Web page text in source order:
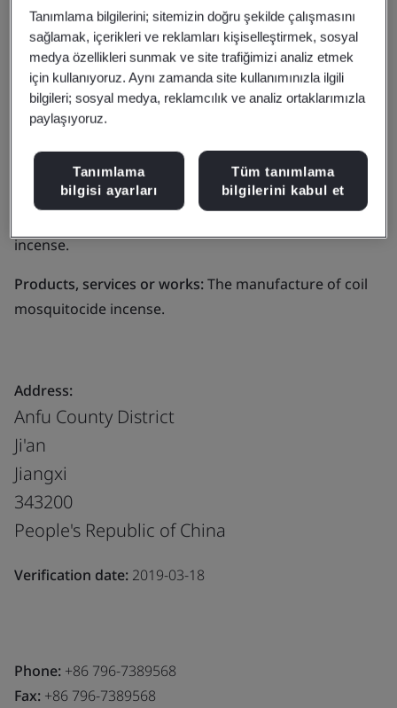
Anfu Chaowei
Commodity Chemical
Industrial Co., Ltd.
incense.
Products, services or works:The manufacture of coil
mosquitocide incense.
Address:
Anfu County District
Ji'an
Jiangxi
343200
People's Republic of China
Verification date: 2019-03-18
Phone: +86 796-7389568
Fax: +86 796-7389568
Tanımlama bilgilerini; sitemizin doğru şekilde çalışmasını
sağlamak, içerikleri ve reklamları kişiselleştirmek, sosyal
medya özellikleri sunmak ve site trafiğimizi analiz etmek
için kullanıyoruz. Aynı zamanda site kullanımınızla ilgili
bilgileri; sosyal medya, reklamcılık ve analiz ortaklarımızla
paylaşıyoruz.
Tanımlama
bilgisi ayarları
Tüm tanımlama
bilgilerini kabul et